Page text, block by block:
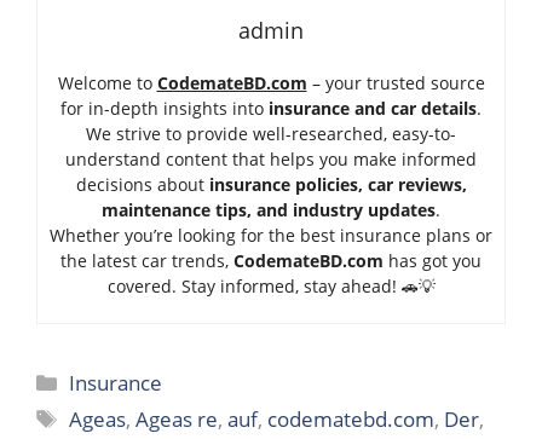
admin
Welcome to CodemateBD.com – your trusted source
for in-depth insights into insurance and car details.
We strive to provide well-researched, easy-to-
understand content that helps you make informed
decisions about insurance policies, car reviews,
maintenance tips, and industry updates.
Whether you’re looking for the best insurance plans or
the latest car trends, CodemateBD.com has got you
covered. Stay informed, stay ahead! 🚗💡
Categories
Insurance
Tags
Ageas,Ageas re,auf, codematebd.com, Der,